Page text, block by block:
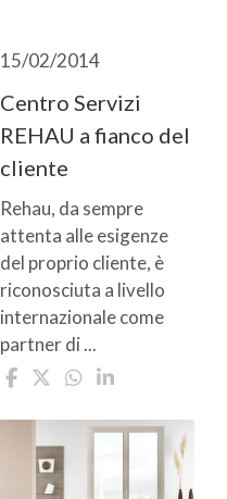
15/02/2014
Centro Servizi
REHAU a fianco del
cliente
Rehau, da sempre
attenta alle esigenze
del proprio cliente, è
riconosciuta a livello
internazionale come
partner di ...